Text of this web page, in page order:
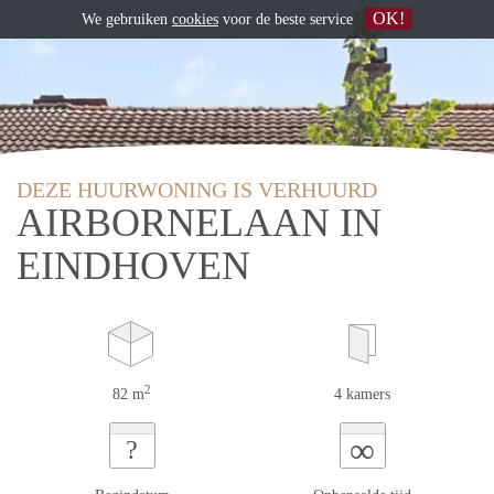
DEZE HUURWONING IS VERHUURD
AIRBORNELAAN IN
EINDHOVEN
82 m2 4 kamers
? ∞
We gebruiken cookies voor de beste service OK!